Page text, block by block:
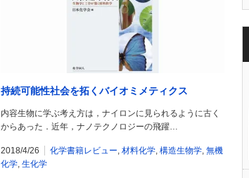
持続可能性社会を拓くバイオミメティクス
内容生物に学ぶ考え方は，ナイロンに見られるように古く
からあった．近年，ナノテクノロジーの飛躍…
2018/4/26 化学書籍レビュー, 材料化学, 構造生物学, 無機
化学, 生化学